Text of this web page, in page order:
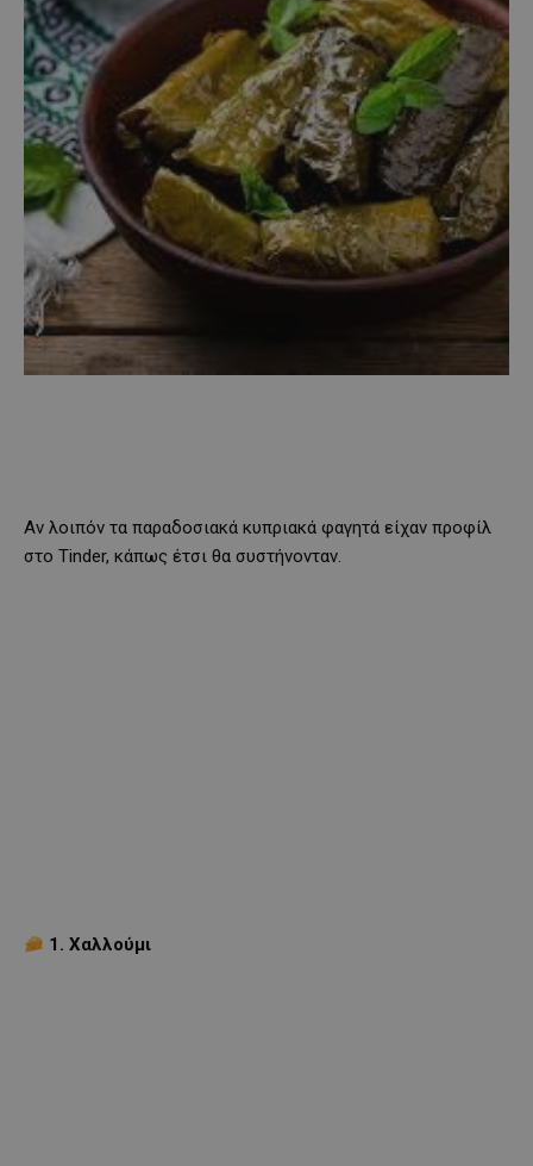
Αν λοιπόν τα παραδοσιακά κυπριακά φαγητά είχαν προφίλ
στο Tinder, κάπως έτσι θα συστήνονταν.
1. Χαλλούμι